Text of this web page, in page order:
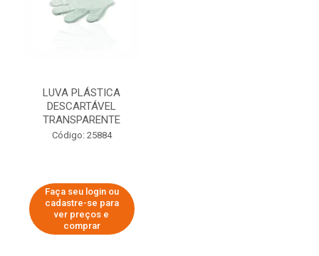
LUVA PLÁSTICA
DESCARTÁVEL
TRANSPARENTE
Código: 25884
Faça seu login ou
cadastre-se para
ver preços e
comprar